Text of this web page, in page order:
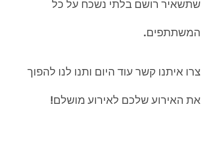
שתשאיר רושם בלתי נשכח על כל
המשתתפים.
צרו איתנו קשר עוד היום ותנו לנו להפוך
את האירוע שלכם לאירוע מושלם!